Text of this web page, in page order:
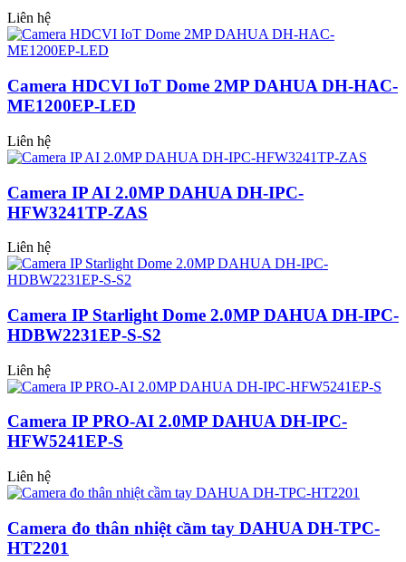
Liên hệ
Camera HDCVI IoT Dome 2MP DAHUA DH-HAC-
ME1200EP-LED
Liên hệ
Camera IP AI 2.0MP DAHUA DH-IPC-
HFW3241TP-ZAS
Liên hệ
Camera IP Starlight Dome 2.0MP DAHUA DH-IPC-
HDBW2231EP-S-S2
Liên hệ
Camera IP PRO-AI 2.0MP DAHUA DH-IPC-
HFW5241EP-S
Liên hệ
Camera đo thân nhiệt cầm tay DAHUA DH-TPC-
HT2201